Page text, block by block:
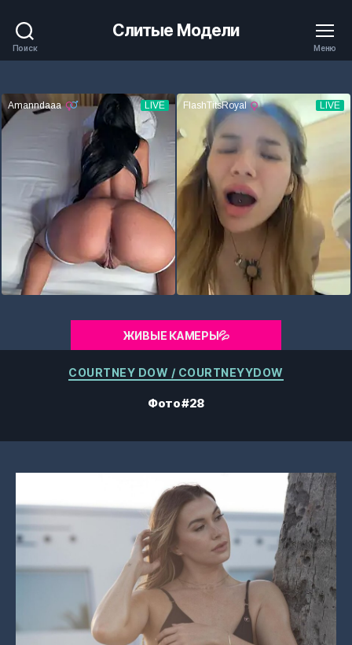
Поиск
Слитые Модели
Меню
ЖИВЫЕ КАМЕРЫ💦
Категории
COURTNEY DOW / COURTNEYYDOW
Фото #28